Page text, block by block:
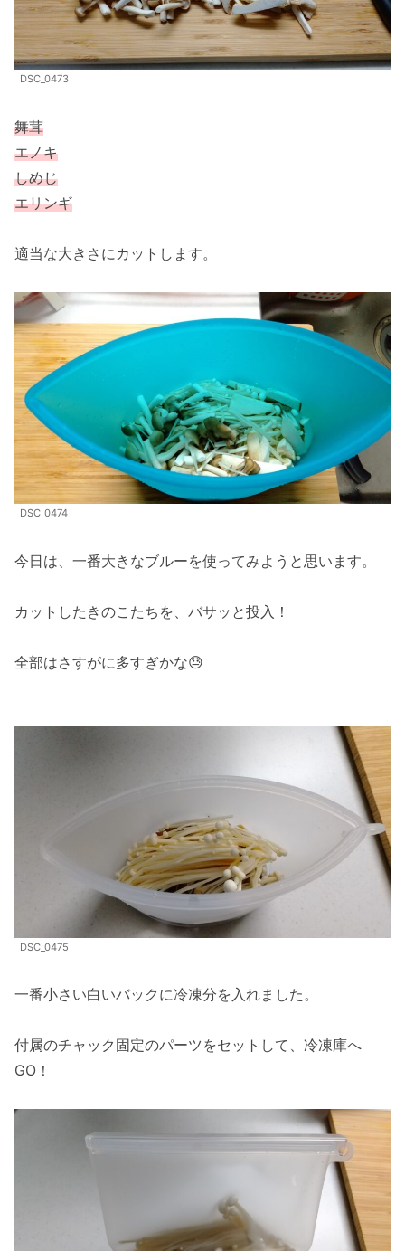
DSC_0473
舞茸
エノキ
しめじ
エリンギ
適当な大きさにカットします。
DSC_0474
今日は、一番大きなブルーを使ってみようと思います。
カットしたきのこたちを、バサッと投入！
全部はさすがに多すぎかな😓
DSC_0475
一番小さい白いバックに冷凍分を入れました。
付属のチャック固定のパーツをセットして、冷凍庫へ
GO！